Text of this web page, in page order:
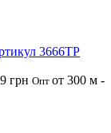
3666ТР
грн Опт от 300 м -